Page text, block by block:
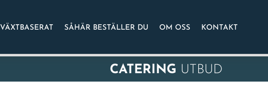
VÄXTBASERAT SÅHÄR BESTÄLLER DU OM OSS KONTAKT
CATERING UTBUD